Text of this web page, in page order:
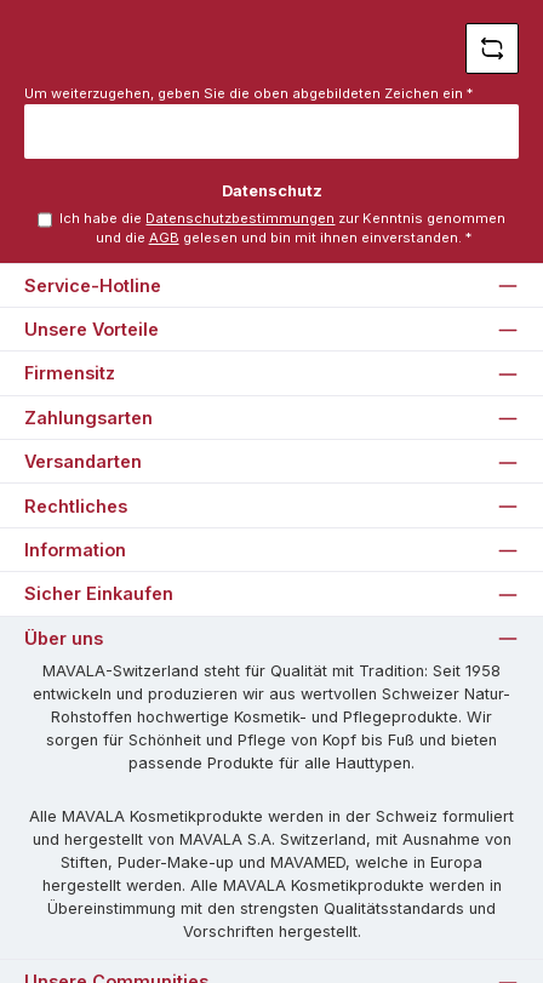
Um weiterzugehen, geben Sie die oben abgebildeten Zeichen ein *
Datenschutz
Ich habe die Datenschutzbestimmungen zur Kenntnis genommen
und die AGB gelesen und bin mit ihnen einverstanden. *
Service-Hotline
Rechtliches
Information
Unsere Vorteile
Firmensitz
Zahlungsarten
Versandarten
Sicher Einkaufen
Über uns
MAVALA-Switzerland steht für Qualität mit Tradition: Seit 1958
entwickeln und produzieren wir aus wertvollen Schweizer Natur-
Rohstoffen hochwertige Kosmetik- und Pflegeprodukte. Wir
sorgen für Schönheit und Pflege von Kopf bis Fuß und bieten
passende Produkte für alle Hauttypen.
Alle MAVALA Kosmetikprodukte werden in der Schweiz formuliert
und hergestellt von MAVALA S.A. Switzerland, mit Ausnahme von
Stiften, Puder-Make-up und MAVAMED, welche in Europa
hergestellt werden. Alle MAVALA Kosmetikprodukte werden in
Übereinstimmung mit den strengsten Qualitätsstandards und
Vorschriften hergestellt.